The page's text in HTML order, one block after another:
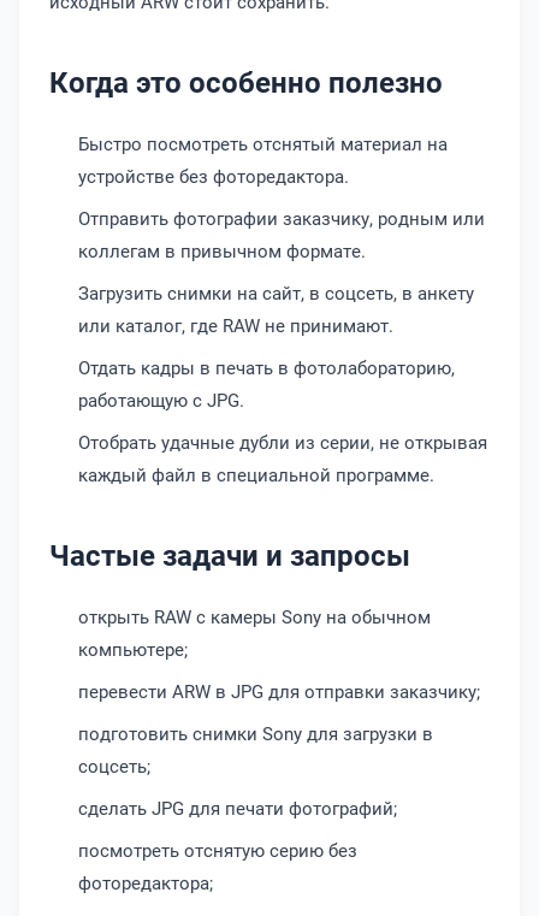
Когда это особенно полезно
Быстро посмотреть отснятый материал на
устройстве без фоторедактора.
Отправить фотографии заказчику, родным или
коллегам в привычном формате.
Загрузить снимки на сайт, в соцсеть, в анкету
или каталог, где RAW не принимают.
Отдать кадры в печать в фотолабораторию,
работающую с JPG.
Отобрать удачные дубли из серии, не открывая
каждый файл в специальной программе.
Частые задачи и запросы
открыть RAW с камеры Sony на обычном
компьютере;
перевести ARW в JPG для отправки заказчику;
подготовить снимки Sony для загрузки в
соцсеть;
сделать JPG для печати фотографий;
посмотреть отснятую серию без
фоторедактора;